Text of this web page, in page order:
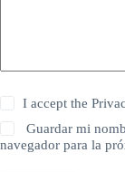
I accept the
Guardar mi
navegador para la